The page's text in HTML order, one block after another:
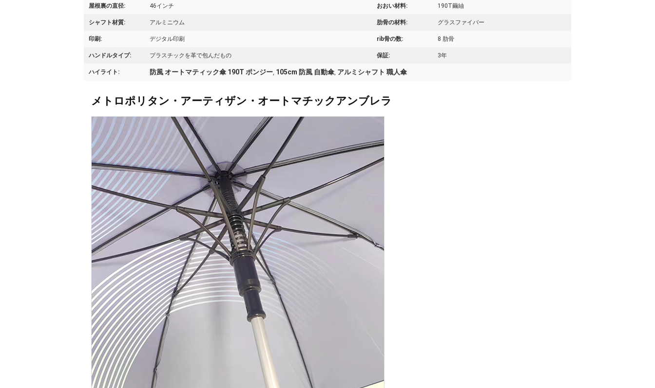
屋根裏の直径: 46インチ おおい材料: 190T繭紬
シャフト材質: アルミニウム 肋骨の材料: グラスファイバー
印刷: デジタル印刷 rib骨の数: 8 肋骨
ハンドルタイプ: プラスチックを革で包んだもの 保証: 3年
ハイライト: 防風 オートマティック傘 190T ポンジー, 105cm 防風 自動傘, アルミシャフト 職人傘
メトロポリタン・アーティザン・オートマチックアンブレラ